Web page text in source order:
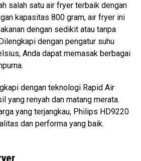
salah satu air fryer terbaik dengan
kapasitas 800 gram, air fryer ini
dengan sedikit atau tanpa
dengan pengatur suhu
Anda dapat memasak berbagai
dengan teknologi Rapid Air
yang renyah dan matang merata.
yang terjangkau, Philips HD9220
dan performa yang baik.